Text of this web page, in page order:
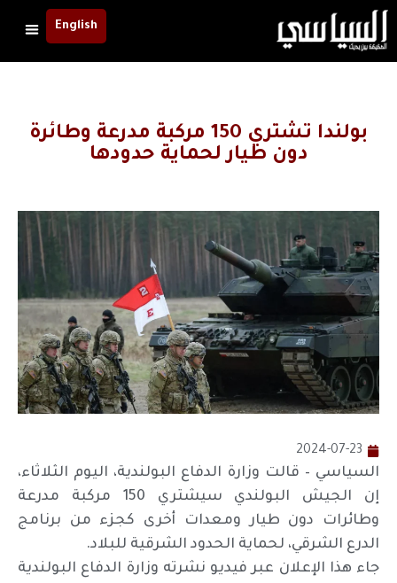
English
بولندا تشتري 150 مركبة مدرعة وطائرة
دون طيار لحماية حدودها
2024-07-23
السياسي – قالت وزارة الدفاع البولندية، اليوم الثلاثاء،
إن الجيش البولندي سيشتري 150 مركبة مدرعة
وطائرات دون طيار ومعدات أخرى كجزء من برنامج
الدرع الشرقي، لحماية الحدود الشرقية للبلاد.
جاء هذا الإعلان عبر فيديو نشرته وزارة الدفاع البولندية